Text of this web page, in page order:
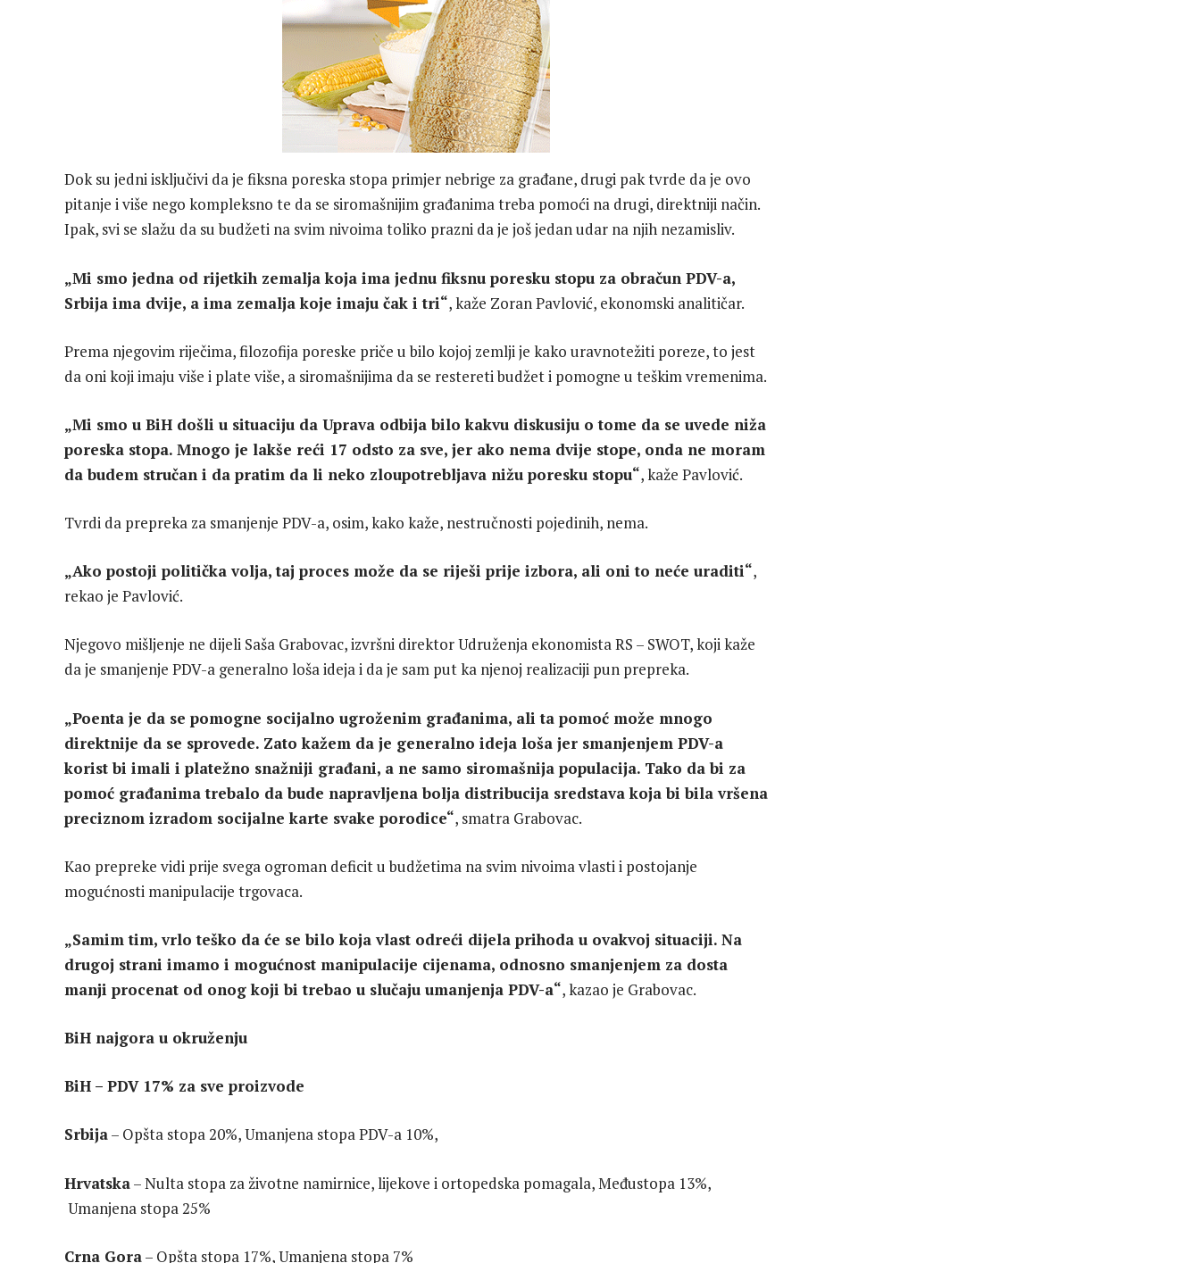
Dok su jedni isključivi da je fiksna poreska stopa primjer nebrige za građane, drugi pak tvrde da je ovo
pitanje i više nego kompleksno te da se siromašnijim građanima treba pomoći na drugi, direktniji način.
Ipak, svi se slažu da su budžeti na svim nivoima toliko prazni da je još jedan udar na njih nezamisliv.
„Mi smo jedna od rijetkih zemalja koja ima jednu fiksnu poresku stopu za obračun PDV-a,
Srbija ima dvije, a ima zemalja koje imaju čak i tri“, kaže Zoran Pavlović, ekonomski analitičar.
Prema njegovim riječima, filozofija poreske priče u bilo kojoj zemlji je kako uravnotežiti poreze, to jest
da oni koji imaju više i plate više, a siromašnijima da se restereti budžet i pomogne u teškim vremenima.
„Mi smo u BiH došli u situaciju da Uprava odbija bilo kakvu diskusiju o tome da se uvede niža
poreska stopa. Mnogo je lakše reći 17 odsto za sve, jer ako nema dvije stope, onda ne moram
da budem stručan i da pratim da li neko zloupotrebljava nižu poresku stopu“, kaže Pavlović.
Tvrdi da prepreka za smanjenje PDV-a, osim, kako kaže, nestručnosti pojedinih, nema.
„Ako postoji politička volja, taj proces može da se riješi prije izbora, ali oni to neće uraditi“,
rekao je Pavlović.
Njegovo mišljenje ne dijeli Saša Grabovac, izvršni direktor Udruženja ekonomista RS – SWOT, koji kaže
da je smanjenje PDV-a generalno loša ideja i da je sam put ka njenoj realizaciji pun prepreka.
„Poenta je da se pomogne socijalno ugroženim građanima, ali ta pomoć može mnogo
direktnije da se sprovede. Zato kažem da je generalno ideja loša jer smanjenjem PDV-a
korist bi imali i platežno snažniji građani, a ne samo siromašnija populacija. Tako da bi za
pomoć građanima trebalo da bude napravljena bolja distribucija sredstava koja bi bila vršena
preciznom izradom socijalne karte svake porodice“, smatra Grabovac.
Kao prepreke vidi prije svega ogroman deficit u budžetima na svim nivoima vlasti i postojanje
mogućnosti manipulacije trgovaca.
„Samim tim, vrlo teško da će se bilo koja vlast odreći dijela prihoda u ovakvoj situaciji. Na
drugoj strani imamo i mogućnost manipulacije cijenama, odnosno smanjenjem za dosta
manji procenat od onog koji bi trebao u slučaju umanjenja PDV-a“, kazao je Grabovac.
BiH najgora u okruženju
BiH – PDV 17% za sve proizvode
Srbija– Opšta stopa 20%, Umanjena stopa PDV-a 10%,
Hrvatska– Nulta stopa za životne namirnice, lijekove i ortopedska pomagala, Međustopa 13%,
Umanjena stopa 25%
Crna Gora– Opšta stopa 17%, Umanjena stopa 7%